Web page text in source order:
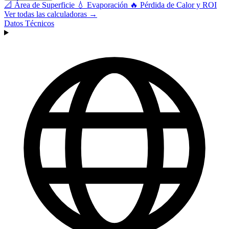
📐 Área de Superficie 💧 Evaporación 🔥 Pérdida de Calor y ROI
Ver todas las calculadoras →
Datos Técnicos